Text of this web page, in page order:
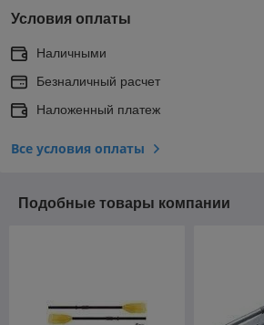
Условия оплаты
Наличными
Безналичный расчет
Наложенный платеж
Все условия оплаты
Подобные товары компании